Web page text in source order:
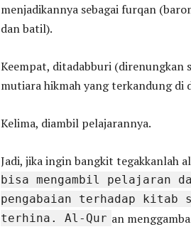
menjadikannya sebagai furqan
dan batil).
Keempat, ditadabburi (direnungkan
mutiara hikmah yang terkandung di
Kelima, diambil pelajarannya.
Jadi, jika ingin bangkit tegakkanlah
bisa mengambil pelajaran
pengabaian terhadap kitab
terhina. Al-Qur an